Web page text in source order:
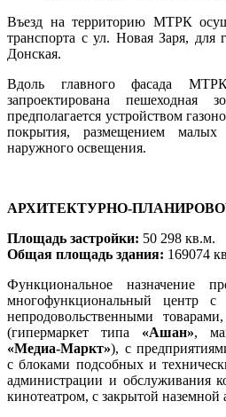
Въезд на территорию МТРК
транспорта с ул. Новая Заря, для
Донская.
Вдоль главного фасада
запроектирована пешеходная
предполагается устройством
покрытия, размещением
наружного освещения.
АРХИТЕКТУРНО-
Площадь застройки: 50 298 кв.м.
Общая площадь здания: 169074
Функциональное назначение
многофункциональный центр с
непродовольственными
(гипермаркет типа «Ашан»,
«Медиа-Маркт»), с
с блоками подсобных и
администрации и обслуживания
кинотеатром, с закрытой наземной